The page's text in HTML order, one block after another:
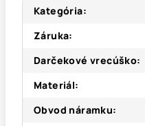
Kategória:
Záruka:
Darčekové vrecúško:
Materiál:
Obvod náramku: